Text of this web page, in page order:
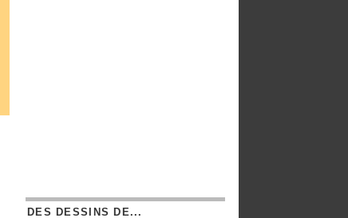
DES DESSINS DE...